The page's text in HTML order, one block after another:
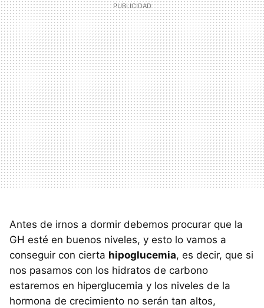
Antes de irnos a dormir debemos procurar que la
GH esté en buenos niveles, y esto lo vamos a
conseguir con cierta hipoglucemia, es decir, que si
nos pasamos con los hidratos de carbono
estaremos en hiperglucemia y los niveles de la
hormona de crecimiento no serán tan altos,